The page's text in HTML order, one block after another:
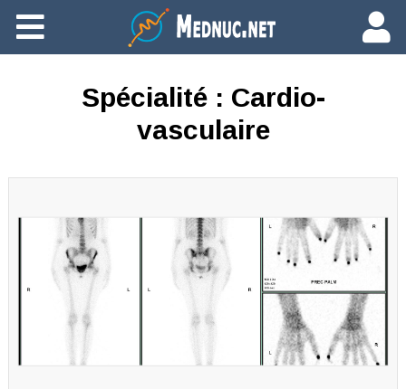
Ajouter du contenu
Spécialité : Cardio-
vasculaire